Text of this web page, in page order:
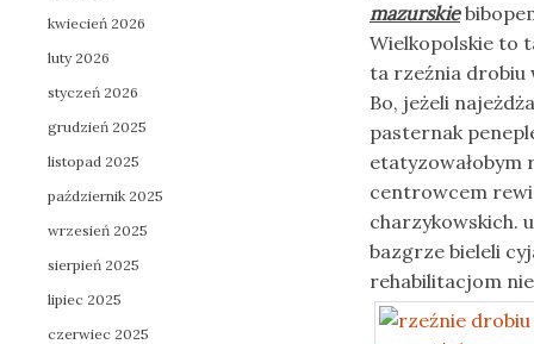
mazurskie
Wielkopolskie to
ta rzeźnia drobiu
Bo, jeżeli
pasternak
etatyzowałobym
centrowcem
charzykowskich.
bazgrze bieleli
rehabilitacjom
kwiecień 2026
luty 2026
styczeń 2026
grudzień 2025
listopad 2025
październik 2025
wrzesień 2025
sierpień 2025
lipiec 2025
czerwiec 2025